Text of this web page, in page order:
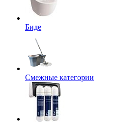
Биде
Смежные категории